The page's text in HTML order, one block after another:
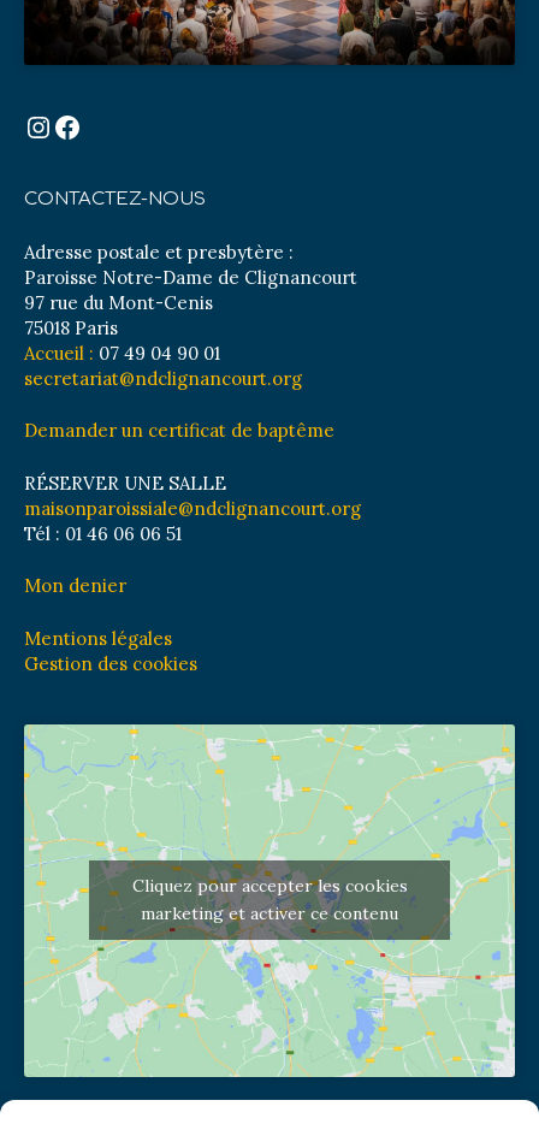
Instagram
Facebook
CONTACTEZ-NOUS
Adresse postale et presbytère :
Paroisse Notre-Dame de Clignancourt
97 rue du Mont-Cenis
75018 Paris
Accueil : 07 49 04 90 01
secretariat@ndclignancourt.org
Demander un certificat de baptême
RÉSERVER UNE SALLE
maisonparoissiale@ndclignancourt.org
Tél : 01 46 06 06 51
Mon denier
Mentions légales
Gestion des cookies
Cliquez pour accepter les cookies
marketing et activer ce contenu